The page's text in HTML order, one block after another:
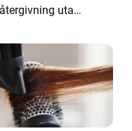
utan
vi att ge...